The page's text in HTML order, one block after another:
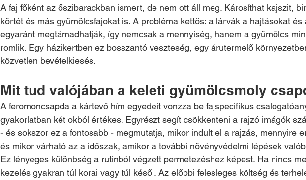
A faj főként az őszibarackban ismert, de nem ott áll meg. Károsíthat kajszit,
körtét és más gyümölcsfajokat is. A probléma kettős: a lárvák a hajtásokat és
egyaránt megtámadhatják, így nemcsak a mennyiség, hanem a gyümölcs
romlik. Egy házikertben ez bosszantó veszteség, egy árutermelő
közvetlen bevételkiesés.
Mit tud valójában a keleti gyümölcsmoly
A feromoncsapda a kártevő hím egyedeit vonzza be fajspecifikus
gyakorlatban két okból értékes. Egyrészt segít csökkenteni a rajzó imágók
- és sokszor ez a fontosabb - megmutatja, mikor indult el a rajzás, mennyire
és mikor várható az a időszak, amikor a további növényvédelmi lépések
Ez lényeges különbség a rutinból végzett permetezéshez képest. Ha nincs
kezelés gyakran túl korai vagy túl késői. Az előbbi felesleges költség és